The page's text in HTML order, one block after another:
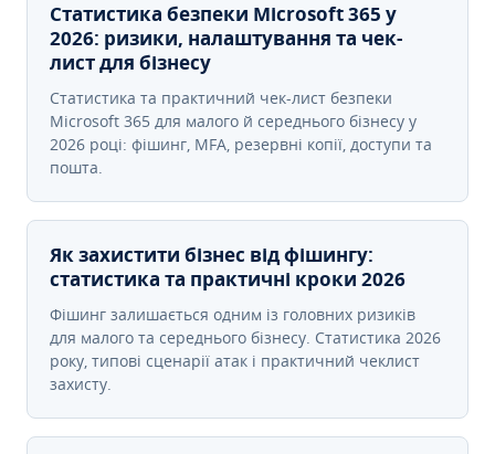
Статистика безпеки Microsoft 365 у
2026: ризики, налаштування та чек-
лист для бізнесу
Статистика та практичний чек-лист безпеки
Microsoft 365 для малого й середнього бізнесу у
2026 році: фішинг, MFA, резервні копії, доступи та
пошта.
Як захистити бізнес від фішингу:
статистика та практичні кроки 2026
Фішинг залишається одним із головних ризиків
для малого та середнього бізнесу. Статистика 2026
року, типові сценарії атак і практичний чеклист
захисту.